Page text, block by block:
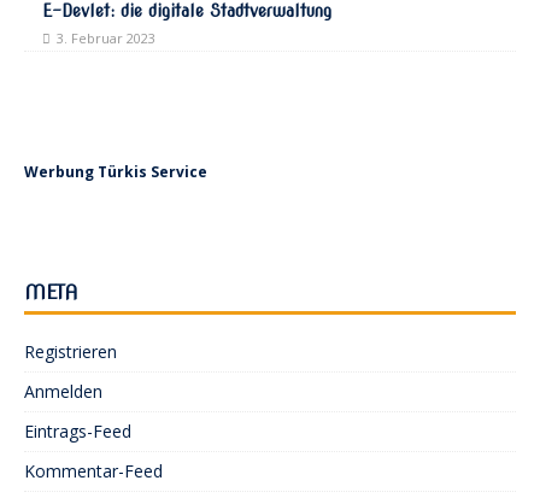
E-Devlet: die digitale Stadtverwaltung
3. Februar 2023
Werbung Türkis Service
META
Registrieren
Anmelden
Eintrags-Feed
Kommentar-Feed